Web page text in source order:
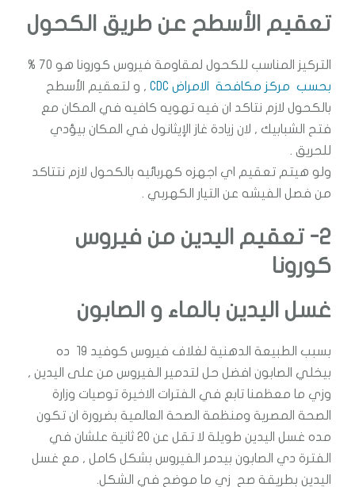
تعقيم الأسطح عن طريق الكحول
التركيز المناسب للكحول لمقاومة فيروس كورونا هو 70 %
بحسب مركز مكافحة الامراض CDC
, و لتعقيم الأسطح
بالكحول لازم نتاكد ان فيه تهويه كافيه في المكان مع
فتح الشبابيك , لان زيادة غاز الإيثانول في المكان بيؤدي
للحريق .
ولو هيتم تعقيم اي اجهزه كهربائيه بالكحول لازم نتتاكد
من فصل الفيشه عن التيار الكهربي .
2- تعقيم اليدين من فيروس
كورونا
غسل اليدين بالماء و الصابون
بسبب الطبيعة الدهنية لغلاف فيروس كوفيد 19 ده
بيخلي الصابون افضل حل لتدمير الفيروس من على اليدين ,
وزي ما معظمنا تابع في الفترات الاخيرة توصيات وزارة
الصحة المصرية ومنظمة الصحة العالمية بضرورة ان تكون
مده غسل اليدين طويلة لا تقل عن 20 ثانية علشان في
الفترة دي الصابون بيدمر الفيروس بشكل كامل , مع غسل
اليدين بطريقة صح زي ما موضح في الشكل.